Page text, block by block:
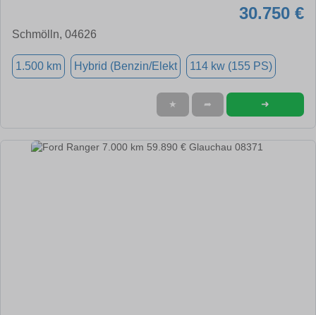
30.750 €
Schmölln, 04626
1.500 km Hybrid (Benzin/Elekt 114 kw (155 PS)
★ ➦ ➜